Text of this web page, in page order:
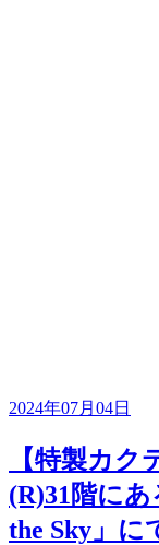
2024年07月04日
【特製カ
(R)31階に
the Sky」に